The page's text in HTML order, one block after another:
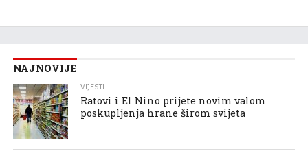
NAJNOVIJE
VIJESTI
Ratovi i El Nino prijete novim valom
poskupljenja hrane širom svijeta